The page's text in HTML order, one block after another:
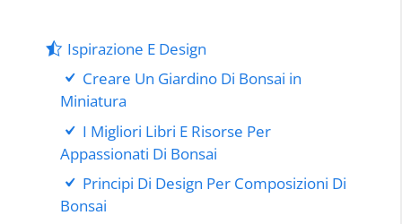
Ispirazione E Design
Creare Un Giardino Di Bonsai in
Miniatura
I Migliori Libri E Risorse Per
Appassionati Di Bonsai
Principi Di Design Per Composizioni Di
Bonsai